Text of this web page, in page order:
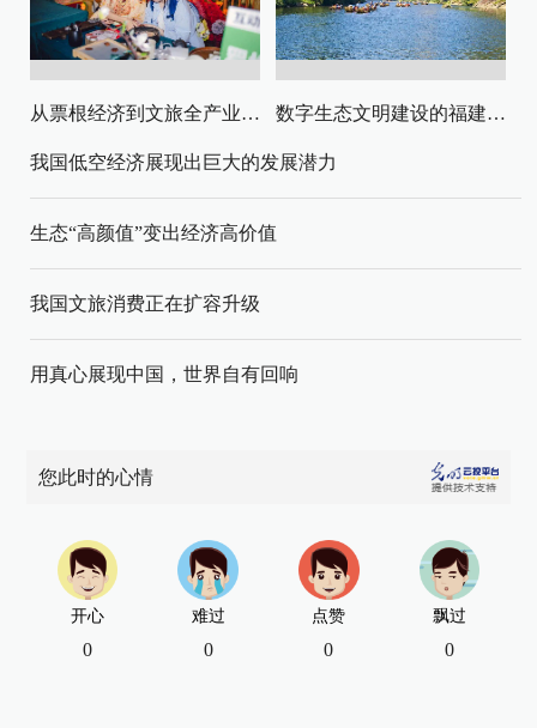
从票根经济到文旅全产业链升级 数字生态文明建设的福建路径与启示
我国低空经济展现出巨大的发展潜力
生态“高颜值”变出经济高价值
我国文旅消费正在扩容升级
用真心展现中国，世界自有回响
您此时的心情
开心
0
难过
0
点赞
0
飘过
0